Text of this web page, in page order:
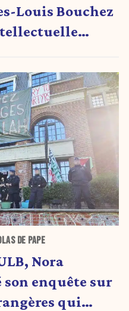
Louis Bouchez
DE PAPE
Nora
enquête sur
qui